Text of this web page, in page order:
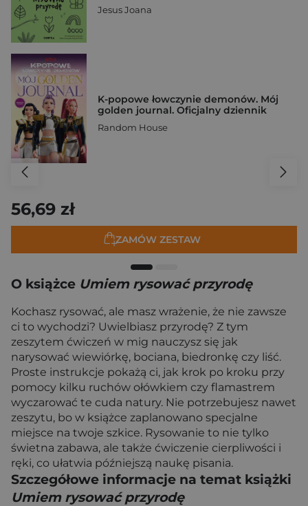
Jesus Joana
K-popowe łowczynie demonów. Mój
golden journal. Oficjalny dziennik
Random House
56,69 zł
ZAMÓW ZESTAW
O książce Umiem rysować przyrodę
Kochasz rysować, ale masz wrażenie, że nie zawsze
ci to wychodzi? Uwielbiasz przyrodę? Z tym
zeszytem ćwiczeń w mig nauczysz się jak
narysować wiewiórkę, bociana, biedronkę czy liść.
Proste instrukcje pokażą ci, jak krok po kroku przy
pomocy kilku ruchów ołówkiem czy flamastrem
wyczarować te cuda natury. Nie potrzebujesz nawet
zeszytu, bo w książce zaplanowano specjalne
miejsce na twoje szkice. Rysowanie to nie tylko
świetna zabawa, ale także ćwiczenie cierpliwości i
ręki, co ułatwia późniejszą naukę pisania.
Szczegółowe informacje na temat książki
Umiem rysować przyrodę